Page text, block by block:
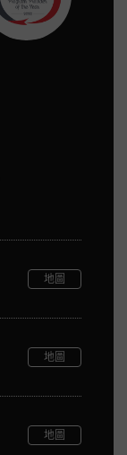
地圖
地圖
地圖